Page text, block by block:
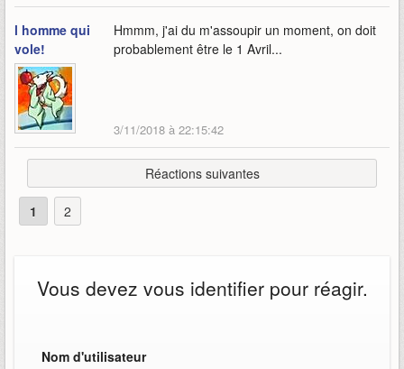
l homme qui
vole!
Hmmm, j'ai du m'assoupir un moment, on doit
probablement être le 1 Avril...
3/11/2018 à 22:15:42
Réactions suivantes
1 2
Vous devez vous identifier pour réagir.
Nom d'utilisateur